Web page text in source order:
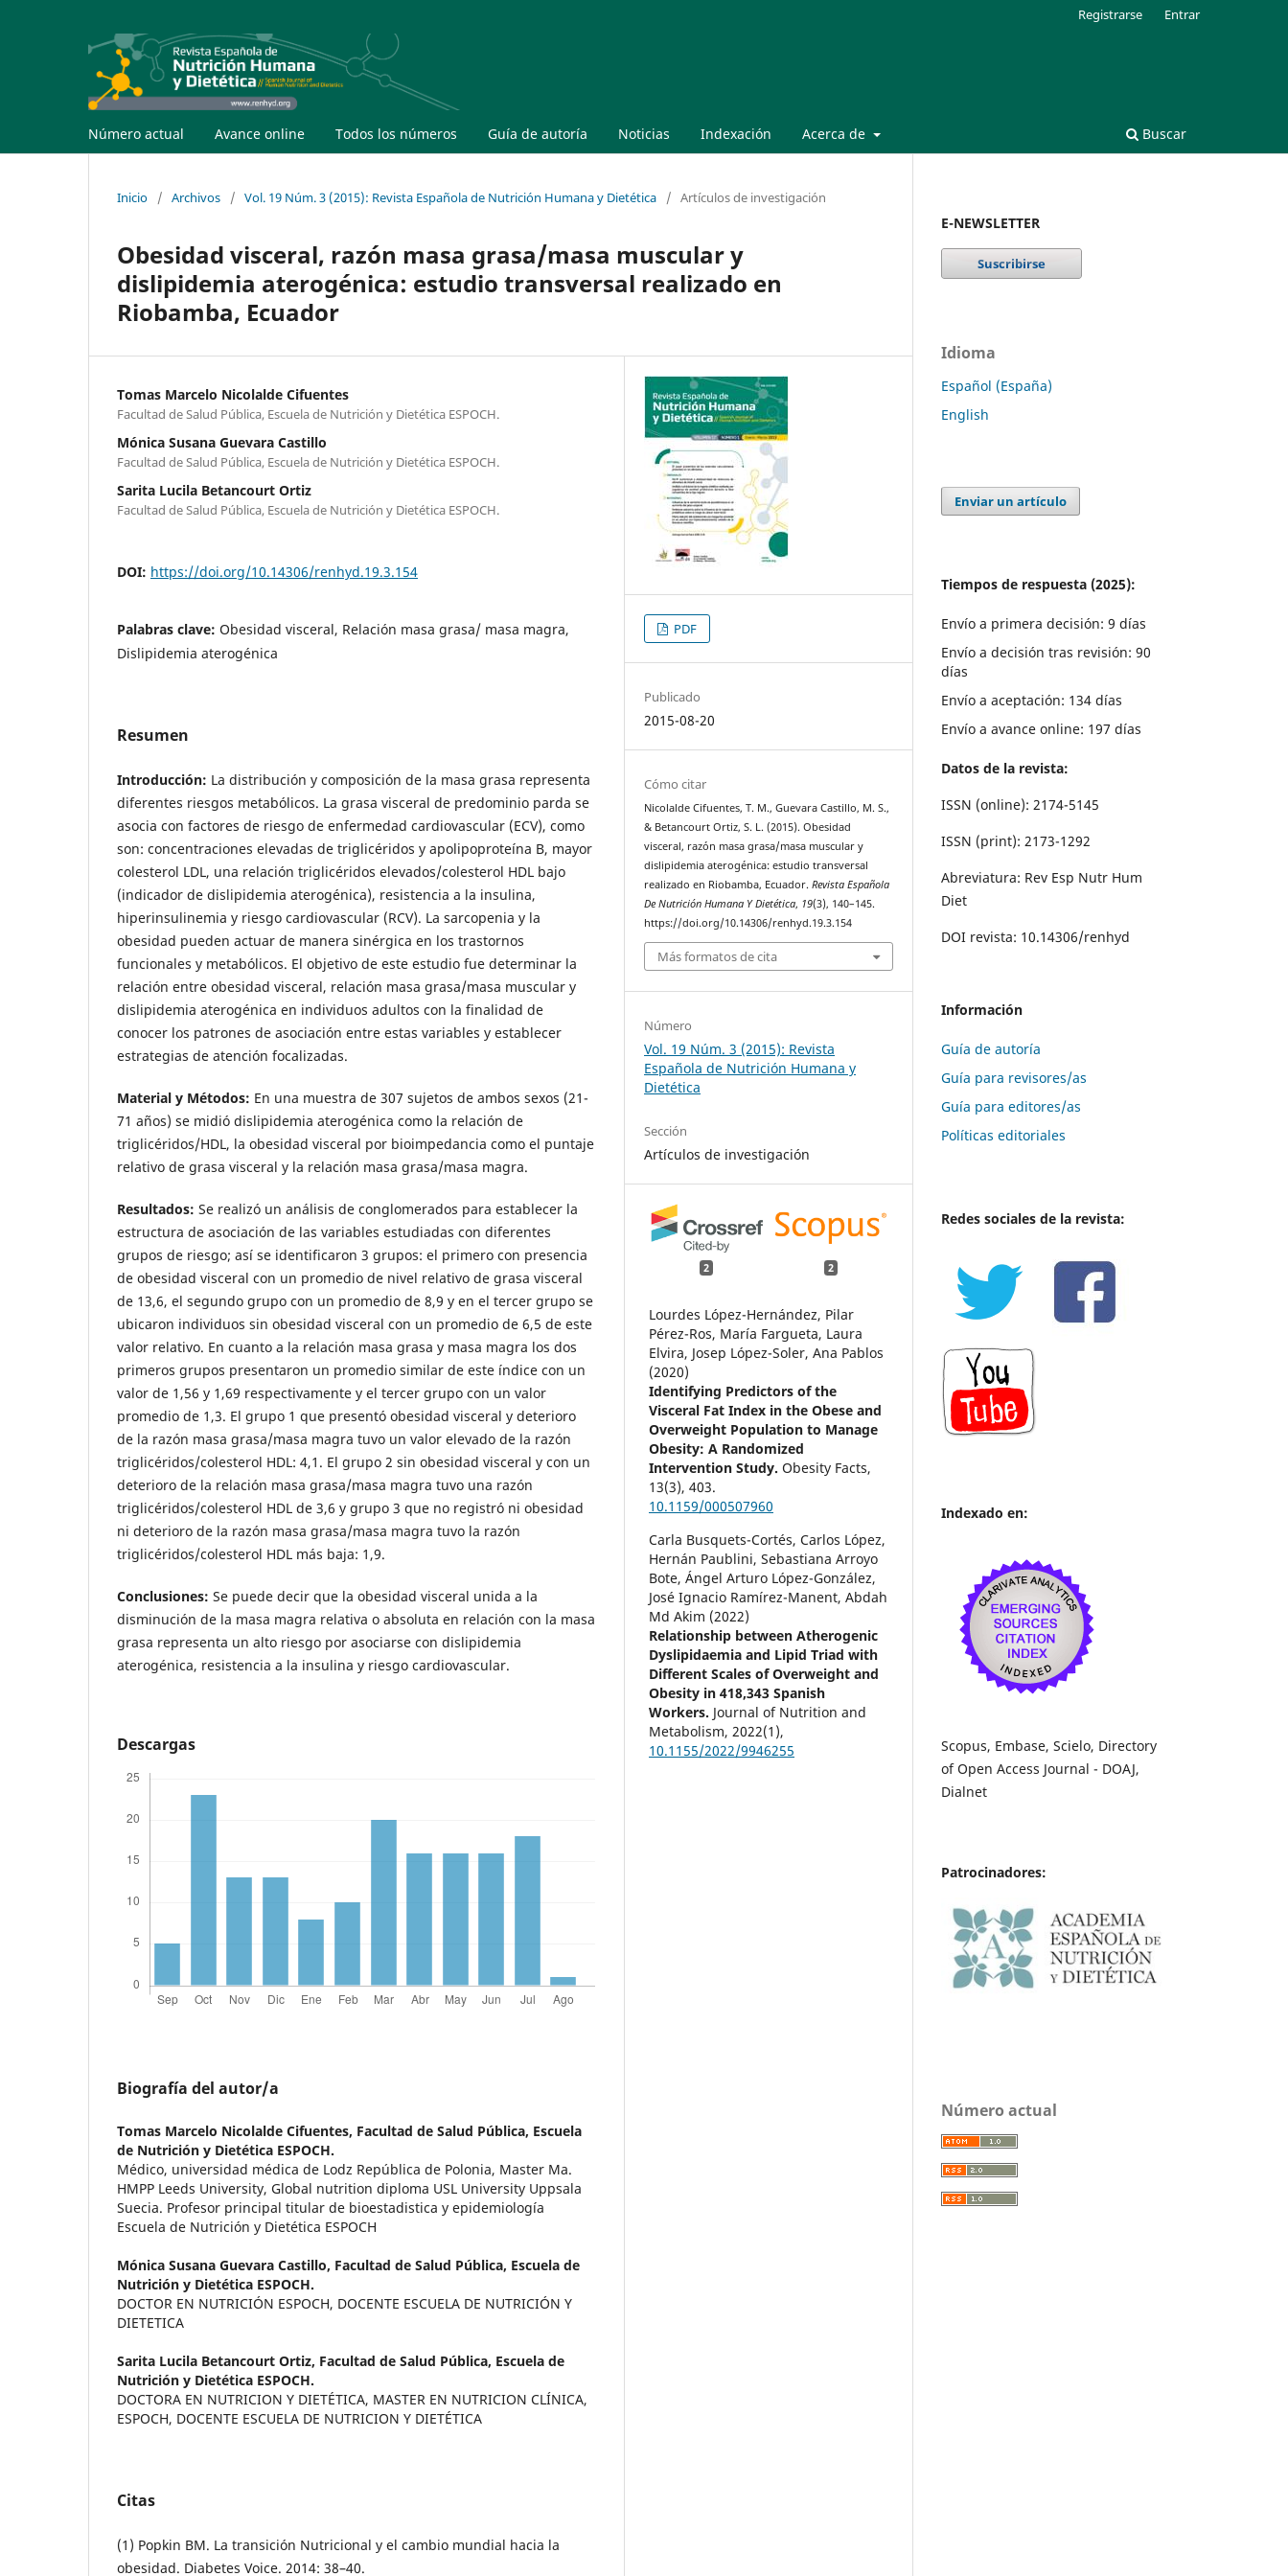
Número actual Avance online Todos los números Guía de autoría Noticias Indexación Acerca de Buscar
Registrarse Entrar
Inicio / Archivos / Vol. 19 Núm. 3 (2015): Revista Española de Nutrición Humana y Dietética / Artículos de investigación
Obesidad visceral, razón masa grasa/masa muscular y
dislipidemia aterogénica: estudio transversal realizado en
Riobamba, Ecuador
Tomas Marcelo Nicolalde Cifuentes
Facultad de Salud Pública, Escuela de Nutrición y Dietética ESPOCH.
Mónica Susana Guevara Castillo
Facultad de Salud Pública, Escuela de Nutrición y Dietética ESPOCH.
Sarita Lucila Betancourt Ortiz
Facultad de Salud Pública, Escuela de Nutrición y Dietética ESPOCH.
DOI: https://doi.org/10.14306/renhyd.19.3.154
Palabras clave: Obesidad visceral, Relación masa grasa/ masa magra,
Dislipidemia aterogénica
Resumen
Introducción: La distribución y composición de la masa grasa representa
diferentes riesgos metabólicos. La grasa visceral de predominio parda se
asocia con factores de riesgo de enfermedad cardiovascular (ECV), como
son: concentraciones elevadas de triglicéridos y apolipoproteína B, mayor
colesterol LDL, una relación triglicéridos elevados/colesterol HDL bajo
(indicador de dislipidemia aterogénica), resistencia a la insulina,
hiperinsulinemia y riesgo cardiovascular (RCV). La sarcopenia y la
obesidad pueden actuar de manera sinérgica en los trastornos
funcionales y metabólicos. El objetivo de este estudio fue determinar la
relación entre obesidad visceral, relación masa grasa/masa muscular y
dislipidemia aterogénica en individuos adultos con la finalidad de
conocer los patrones de asociación entre estas variables y establecer
estrategias de atención focalizadas.
Material y Métodos: En una muestra de 307 sujetos de ambos sexos (21-
71 años) se midió dislipidemia aterogénica como la relación de
triglicéridos/HDL, la obesidad visceral por bioimpedancia como el puntaje
relativo de grasa visceral y la relación masa grasa/masa magra.
Resultados: Se realizó un análisis de conglomerados para establecer la
estructura de asociación de las variables estudiadas con diferentes
grupos de riesgo; así se identificaron 3 grupos: el primero con presencia
de obesidad visceral con un promedio de nivel relativo de grasa visceral
de 13,6, el segundo grupo con un promedio de 8,9 y en el tercer grupo se
ubicaron individuos sin obesidad visceral con un promedio de 6,5 de este
valor relativo. En cuanto a la relación masa grasa y masa magra los dos
primeros grupos presentaron un promedio similar de este índice con un
valor de 1,56 y 1,69 respectivamente y el tercer grupo con un valor
promedio de 1,3. El grupo 1 que presentó obesidad visceral y deterioro
de la razón masa grasa/masa magra tuvo un valor elevado de la razón
triglicéridos/colesterol HDL: 4,1. El grupo 2 sin obesidad visceral y con un
deterioro de la relación masa grasa/masa magra tuvo una razón
triglicéridos/colesterol HDL de 3,6 y grupo 3 que no registró ni obesidad
ni deterioro de la razón masa grasa/masa magra tuvo la razón
triglicéridos/colesterol HDL más baja: 1,9.
Conclusiones: Se puede decir que la obesidad visceral unida a la
disminución de la masa magra relativa o absoluta en relación con la masa
grasa representa un alto riesgo por asociarse con dislipidemia
aterogénica, resistencia a la insulina y riesgo cardiovascular.
Descargas
Biografía del autor/a
Tomas Marcelo Nicolalde Cifuentes, Facultad de Salud Pública, Escuela
de Nutrición y Dietética ESPOCH.
Médico, universidad médica de Lodz República de Polonia, Master Ma.
HMPP Leeds University, Global nutrition diploma USL University Uppsala
Suecia. Profesor principal titular de bioestadistica y epidemiología
Escuela de Nutrición y Dietética ESPOCH
Mónica Susana Guevara Castillo, Facultad de Salud Pública, Escuela de
Nutrición y Dietética ESPOCH.
DOCTOR EN NUTRICIÓN ESPOCH, DOCENTE ESCUELA DE NUTRICIÓN Y
DIETETICA
Sarita Lucila Betancourt Ortiz, Facultad de Salud Pública, Escuela de
Nutrición y Dietética ESPOCH.
DOCTORA EN NUTRICION Y DIETÉTICA, MASTER EN NUTRICION CLÍNICA,
ESPOCH, DOCENTE ESCUELA DE NUTRICION Y DIETÉTICA
Citas
(1) Popkin BM. La transición Nutricional y el cambio mundial hacia la
obesidad. Diabetes Voice. 2014: 38–40.
PDF
Publicado
2015-08-20
Cómo citar
Nicolalde Cifuentes, T. M., Guevara Castillo, M. S.,
& Betancourt Ortiz, S. L. (2015). Obesidad
visceral, razón masa grasa/masa muscular y
dislipidemia aterogénica: estudio transversal
realizado en Riobamba, Ecuador.Revista Española
De Nutrición Humana Y Dietética, 19(3), 140–145.
https://doi.org/10.14306/renhyd.19.3.154
Más formatos de cita
Número
Vol. 19 Núm. 3 (2015): Revista
Española de Nutrición Humana y
Dietética
Sección
Artículos de investigación
2 2
Lourdes López-Hernández, Pilar
Pérez-Ros, María Fargueta, Laura
Elvira, Josep López-Soler, Ana Pablos
(2020)
Identifying Predictors of the
Visceral Fat Index in the Obese and
Overweight Population to Manage
Obesity: A Randomized
Intervention Study.Obesity Facts,
13(3),403.
10.1159/000507960
Carla Busquets-Cortés, Carlos López,
Hernán Paublini, Sebastiana Arroyo
Bote, Ángel Arturo López-González,
José Ignacio Ramírez-Manent, Abdah
Md Akim (2022)
Relationship between Atherogenic
Dyslipidaemia and Lipid Triad with
Different Scales of Overweight and
Obesity in 418,343 Spanish
Workers. Journal of Nutrition and
Metabolism,2022(1),
10.1155/2022/9946255
E-NEWSLETTER
Idioma
Español (España)
English
Enviar un artículo
Tiempos de respuesta (2025):
Envío a primera decisión: 9 días
Envío a decisión tras revisión: 90
días
Envío a aceptación: 134 días
Envío a avance online: 197 días
Datos de la revista:
ISSN (online): 2174-5145
ISSN (print): 2173-1292
Abreviatura: Rev Esp Nutr Hum
Diet
DOI revista: 10.14306/renhyd
Información
Guía de autoría
Guía para revisores/as
Guía para editores/as
Políticas editoriales
Redes sociales de la revista:
Indexado en:
Scopus, Embase, Scielo, Directory
of Open Access Journal - DOAJ,
Dialnet
Patrocinadores:
Número actual